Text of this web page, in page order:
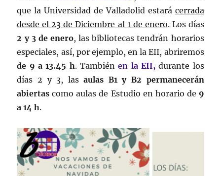
que la Universidad de Valladolid estará cerrada
desde el 23 de Diciembre al 1 de enero. Los días
2 y 3 de enero, las bibliotecas tendrán horarios
especiales, así, por ejemplo, en la EII, abriremos
de 9 a 13.45 h. Tambiénen la EII,durante los
días 2 y 3, lasaulas B1 y B2 permanecerán
abiertas como aulas de Estudio en horario de 9
a 14 h.